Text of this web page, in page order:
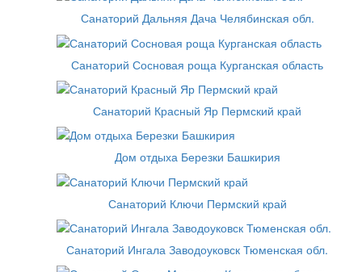
Санаторий Дальняя Дача Челябинская обл.
Санаторий Сосновая роща Курганская область
Санаторий Красный Яр Пермский край
Дом отдыха Березки Башкирия
Санаторий Ключи Пермский край
Санаторий Ингала Заводоуковск Тюменская обл.